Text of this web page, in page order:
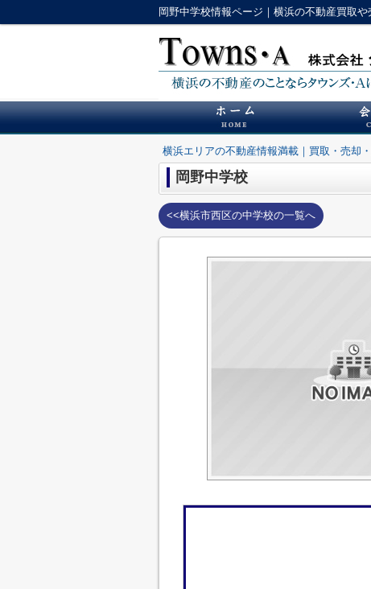
岡野中学校情報ページ｜横浜の不動産買取
横浜エリアの不動産情報満載｜買取・売却
岡野中学校
<<横浜市西区の中学校の一覧へ